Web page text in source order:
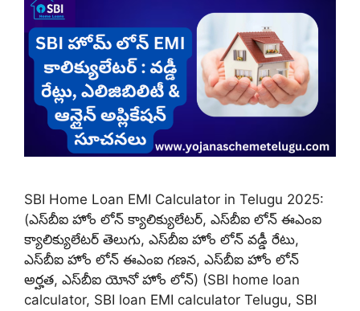
SBI Home Loan EMI Calculator in Telugu 2025:
(ఎస్‌బీఐ హోం లోన్ క్యాలిక్యులేటర్, ఎస్‌బీఐ లోన్ ఈఎంఐ
క్యాలిక్యులేటర్ తెలుగు, ఎస్‌బీఐ హోం లోన్ వడ్డీ రేటు,
ఎస్‌బీఐ హోం లోన్ ఈఎంఐ గణన, ఎస్‌బీఐ హోం లోన్
అర్హత, ఎస్‌బీఐ యోనో హోం లోన్) (SBI home loan
calculator, SBI loan EMI calculator Telugu, SBI